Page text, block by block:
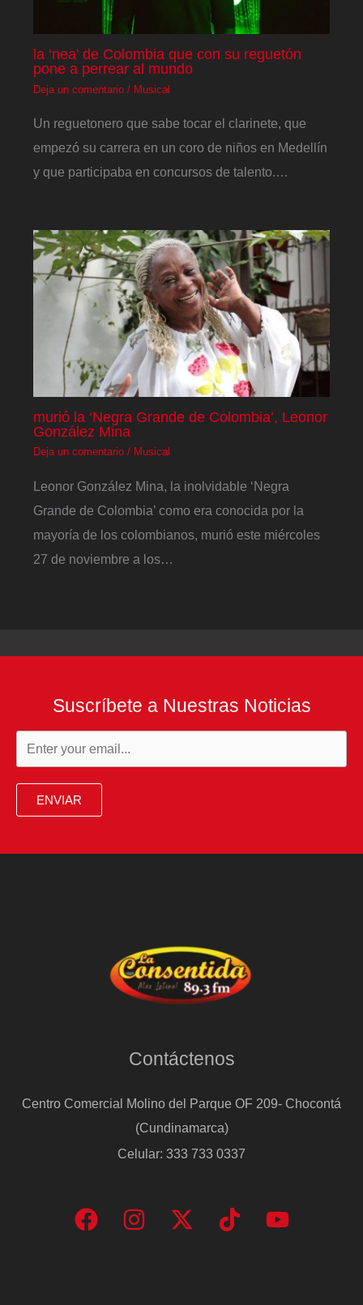
la ‘nea’ de Colombia que con su reguetón
pone a perrear al mundo
Deja un comentario / Musical
Un reguetonero que sabe tocar el clarinete, que
empezó su carrera en un coro de niños en Medellín
y que participaba en concursos de talento.…
murió la ‘Negra Grande de Colombia’, Leonor
González Mina
Deja un comentario / Musical
Leonor González Mina, la inolvidable ‘Negra
Grande de Colombia’ como era conocida por la
mayoría de los colombianos, murió este miércoles
27 de noviembre a los…
Suscríbete a Nuestras Noticias
ENVIAR
Contáctenos
Centro Comercial Molino del Parque OF 209- Chocontá
(Cundinamarca)
Celular: 333 733 0337